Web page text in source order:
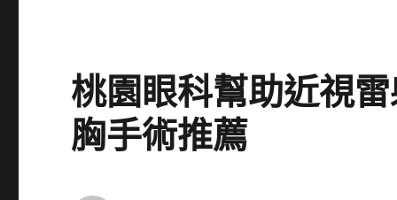
桃園眼科幫助近視
胸手術推薦